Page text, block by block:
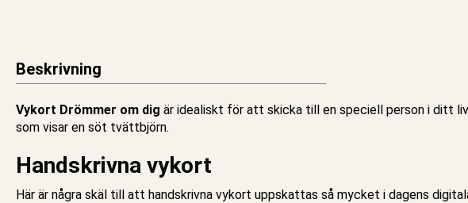
Beskrivning
Vykort Drömmer om dig är idealiskt för att skicka till en speciell person i ditt
som visar en söt tvättbjörn.
Handskrivna vykort
Här är några skäl till att handskrivna vykort uppskattas så mycket i dagens